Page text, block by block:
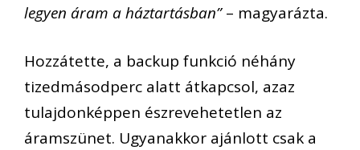
legyen áram a háztartásban”– magyarázta.
Hozzátette, a backup funkció néhány
tizedmásodperc alatt átkapcsol, azaz
tulajdonképpen észrevehetetlen az
áramszünet. Ugyanakkor ajánlott csak a